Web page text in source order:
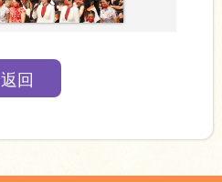
返回